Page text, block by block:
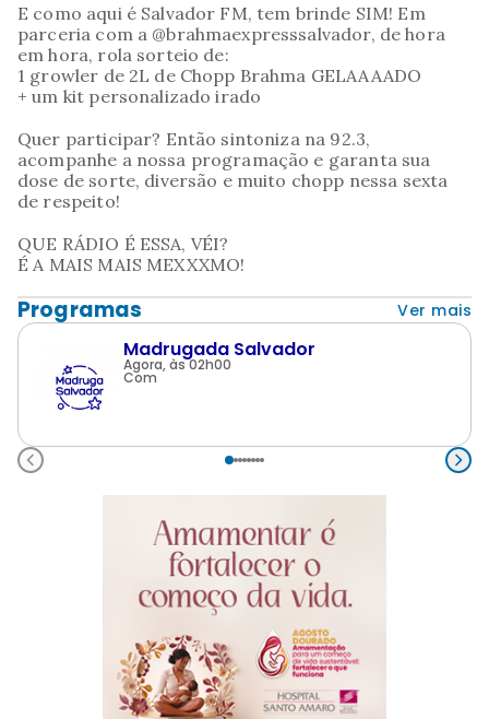
E como aqui é Salvador FM, tem brinde SIM! Em
parceria com a @brahmaexpresssalvador, de hora
em hora, rola sorteio de:
1 growler de 2L de Chopp Brahma GELAAAADO
+ um kit personalizado irado
Quer participar? Então sintoniza na 92.3,
acompanhe a nossa programação e garanta sua
dose de sorte, diversão e muito chopp nessa sexta
de respeito!
QUE RÁDIO É ESSA, VÉI?
É A MAIS MAIS MEXXXMO!
Programas Ver mais
Madrugada Salvador
Agora, às 02h00
Com